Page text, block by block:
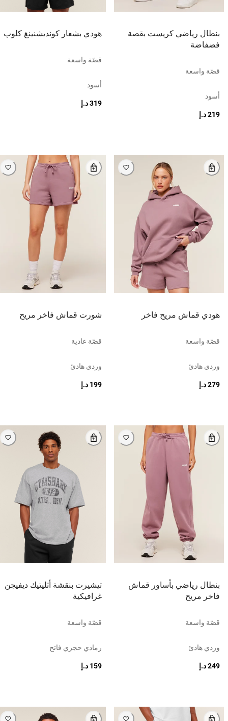
بنطال رياضي كريست بقصة
فضفاضة
قصّة واسعة
أسود
219 د.إ
هودي بشعار كونديشنينغ كلوب
قصّة واسعة
أسود
319 د.إ
هودي قماش مريح فاخر
قصّة واسعة
وردي هادئ
279 د.إ
شورت قماش فاخر مريح
قصّة عادية
وردي هادئ
199 د.إ
بنطال رياضي بأساور قماش
فاخر مريح
قصّة واسعة
وردي هادئ
249 د.إ
تيشيرت بنقشة أثليتيك ديفيجن
غرافيكية
قصّة واسعة
رمادي حجري فاتح
159 د.إ